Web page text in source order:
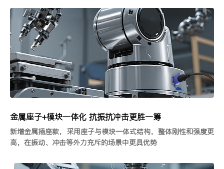
金属座子+模块一体化 抗振抗冲击更胜一筹
新增金属插座款，采用座子与模块一体式结构，整体刚性和强度更
高，在振动、冲击等外力充斥的场景中更具优势